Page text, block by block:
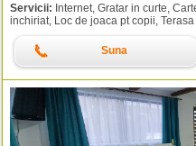
Servicii: Internet, Gratar in curte,
inchiriat, Loc de joaca pt copii,
Suna